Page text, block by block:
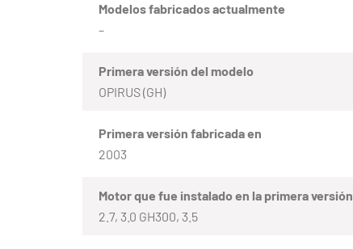
Modelos fabricados actualmente
–
Primera versión del modelo
OPIRUS (GH)
Primera versión fabricada en
2003
Motor que fue instalado en la primera versión
2.7, 3.0 GH300, 3.5